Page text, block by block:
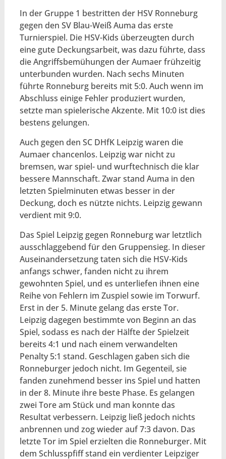
In der Gruppe 1 bestritten der HSV Ronneburg
gegen den SV Blau-Weiß Auma das erste
Turnierspiel. Die HSV-Kids überzeugten durch
eine gute Deckungsarbeit, was dazu führte, dass
die Angriffsbemühungen der Aumaer frühzeitig
unterbunden wurden. Nach sechs Minuten
führte Ronneburg bereits mit 5:0. Auch wenn im
Abschluss einige Fehler produziert wurden,
setzte man spielerische Akzente. Mit 10:0 ist dies
bestens gelungen.
Auch gegen den SC DHfK Leipzig waren die
Aumaer chancenlos. Leipzig war nicht zu
bremsen, war spiel- und wurftechnisch die klar
bessere Mannschaft. Zwar stand Auma in den
letzten Spielminuten etwas besser in der
Deckung, doch es nützte nichts. Leipzig gewann
verdient mit 9:0.
Das Spiel Leipzig gegen Ronneburg war letztlich
ausschlaggebend für den Gruppensieg. In dieser
Auseinandersetzung taten sich die HSV-Kids
anfangs schwer, fanden nicht zu ihrem
gewohnten Spiel, und es unterliefen ihnen eine
Reihe von Fehlern im Zuspiel sowie im Torwurf.
Erst in der 5. Minute gelang das erste Tor.
Leipzig dagegen bestimmte von Beginn an das
Spiel, sodass es nach der Hälfte der Spielzeit
bereits 4:1 und nach einem verwandelten
Penalty 5:1 stand. Geschlagen gaben sich die
Ronneburger jedoch nicht. Im Gegenteil, sie
fanden zunehmend besser ins Spiel und hatten
in der 8. Minute ihre beste Phase. Es gelangen
zwei Tore am Stück und man konnte das
Resultat verbessern. Leipzig ließ jedoch nichts
anbrennen und zog wieder auf 7:3 davon. Das
letzte Tor im Spiel erzielten die Ronneburger. Mit
dem Schlusspfiff stand ein verdienter Leipziger